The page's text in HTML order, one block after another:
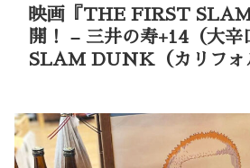
映画『THE FIRST
開！ – 三井の寿+14（大辛
SLAM DUNK（カリフォ